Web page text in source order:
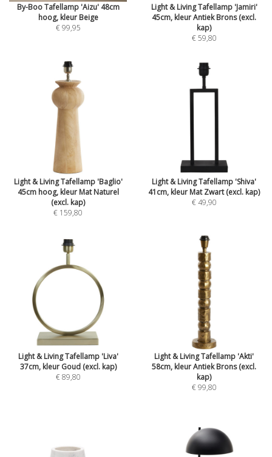
By-Boo Tafellamp 'Aizu' 48cm
hoog, kleur Beige
€ 99,95
Light & Living Tafellamp 'Jamiri'
45cm, kleur Antiek Brons (excl.
kap)
€ 59,80
Light & Living Tafellamp 'Baglio'
45cm hoog, kleur Mat Naturel
(excl. kap)
€ 159,80
Light & Living Tafellamp 'Shiva'
41cm, kleur Mat Zwart (excl. kap)
€ 49,90
Light & Living Tafellamp 'Liva'
37cm, kleur Goud (excl. kap)
€ 89,80
Light & Living Tafellamp 'Akti'
58cm, kleur Antiek Brons (excl.
kap)
€ 99,80